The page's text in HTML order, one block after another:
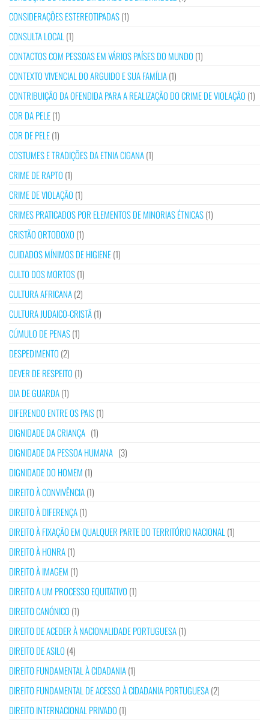
CONSIDERAÇÕES ESTEREOTIPADAS(1)
CONSULTA LOCAL (1)
CONTACTOS COM PESSOAS EM VÁRIOS PAÍSES DO MUNDO (1)
CONTEXTO VIVENCIAL DO ARGUIDO E SUA FAMÍLIA(1)
CONTRIBUIÇÃO DA OFENDIDA PARA A REALIZAÇÃO DO CRIME DE VIOLAÇÃO (1)
COR DA PELE(1)
COR DE PELE(1)
COSTUMES E TRADIÇÕES DA ETNIA CIGANA(1)
CRIME DE RAPTO (1)
CRIME DE VIOLAÇÃO (1)
CRIMES PRATICADOS POR ELEMENTOS DE MINORIAS ÉTNICAS(1)
CRISTÃO ORTODOXO (1)
CUIDADOS MÍNIMOS DE HIGIENE(1)
CULTO DOS MORTOS(1)
CULTURA AFRICANA(2)
CULTURA JUDAICO-CRISTÃ(1)
CÚMULO DE PENAS(1)
DESPEDIMENTO (2)
DEVER DE RESPEITO (1)
DIA DE GUARDA(1)
DIFERENDO ENTRE OS PAIS(1)
DIGNIDADE DA CRIANÇA (1)
DIGNIDADE DA PESSOA HUMANA (3)
DIGNIDADE DO HOMEM (1)
DIREITO À CONVIVÊNCIA(1)
DIREITO À DIFERENÇA(1)
DIREITO À FIXAÇÃO EM QUALQUER PARTE DO TERRITÓRIO NACIONAL (1)
DIREITO À HONRA(1)
DIREITO À IMAGEM (1)
DIREITO A UM PROCESSO EQUITATIVO (1)
DIREITO CANÓNICO (1)
DIREITO DE ACEDER À NACIONALIDADE PORTUGUESA(1)
DIREITO DE ASILO (4)
DIREITO FUNDAMENTAL À CIDADANIA(1)
DIREITO FUNDAMENTAL DE ACESSO À CIDADANIA PORTUGUESA(2)
DIREITO INTERNACIONAL PRIVADO (1)